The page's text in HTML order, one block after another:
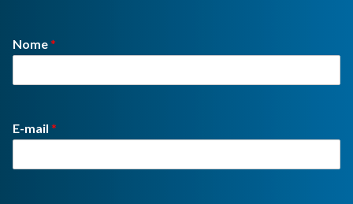
Nome*
E-mail *